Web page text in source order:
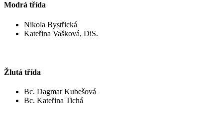
Modrá třída
Nikola Bystřická
Kateřina Vašková, DiS.
Žlutá třída
Bc. Dagmar Kubešová
Bc. Kateřina Tichá